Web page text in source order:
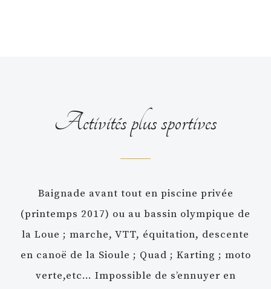
Activités plus sportives
Baignade avant tout en piscine privée
(printemps 2017) ou au bassin olympique de
la Loue ; marche, VTT, équitation, descente
en canoë de la Sioule ; Quad ; Karting ; moto
verte,etc… Impossible de s’ennuyer en